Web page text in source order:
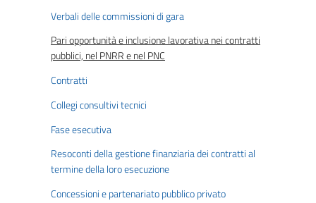
Verbali delle commissioni di gara
Pari opportunità e inclusione lavorativa nei contratti
pubblici, nel PNRR e nel PNC
Contratti
Collegi consultivi tecnici
Fase esecutiva
Resoconti della gestione finanziaria dei contratti al
termine della loro esecuzione
Concessioni e partenariato pubblico privato